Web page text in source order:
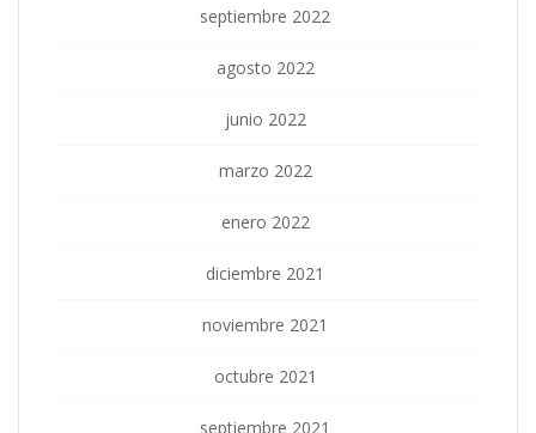
septiembre 2022
agosto 2022
junio 2022
marzo 2022
enero 2022
diciembre 2021
noviembre 2021
octubre 2021
septiembre 2021